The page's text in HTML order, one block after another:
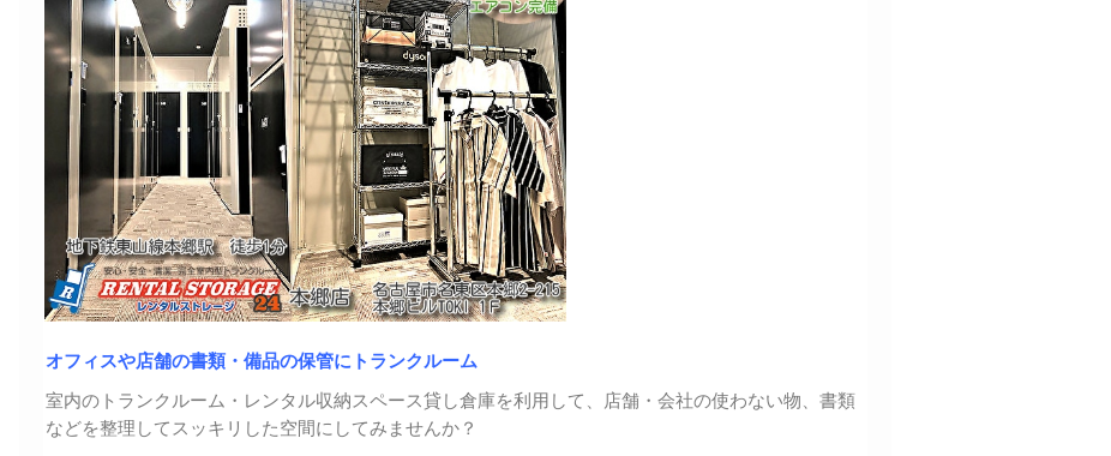
オフィスや店舗の書類・備品の保管にトランクルーム
室内のトランクルーム・レンタル収納スペース貸し倉庫を利用して、店舗・会社の使わない物、書類
などを整理してスッキリした空間にしてみませんか？